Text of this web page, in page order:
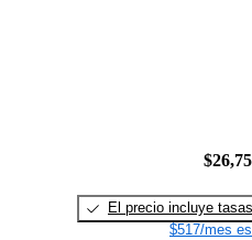
El precio incluye tasas
$517/mes